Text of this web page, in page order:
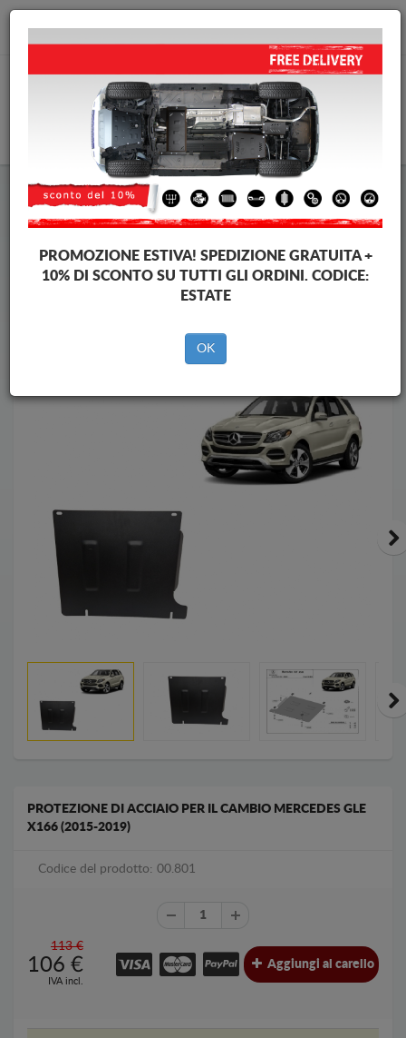
info@piastraparamotore.com
Piastra paramotore di acciaio Mercedes
Piastra paramotore di acciaio Mercedes GLE
Brands
Brands
PROTEZIONE DI ACCIAIO PER IL CAMBIO MERCEDES GLE
X166 (2015-2019)
Codice del prodotto: 00.801
113 €
106 €
IVA incl.
Aggiungi al carello
PROMOZIONE ESTIVA! SPEDIZIONE GRATUITA +
10% DI SCONTO SU TUTTI GLI ORDINI. CODICE:
ESTATE
OK